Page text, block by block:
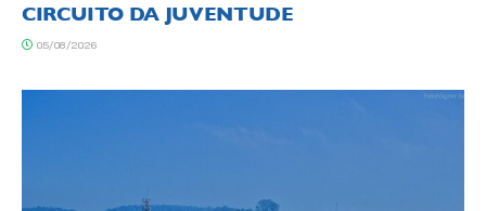
CIRCUITO DA JUVENTUDE
05/08/2026